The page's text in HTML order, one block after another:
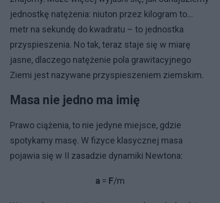
jednostkę natężenia: niuton przez kilogram to…
metr na sekundę do kwadratu – to jednostka
przyspieszenia. No tak, teraz staje się w miarę
jasne, dlaczego natężenie pola grawitacyjnego
Ziemi jest nazywane przyspieszeniem ziemskim.
Masa nie jedno ma imię
Prawo ciążenia, to nie jedyne miejsce, gdzie
spotykamy masę. W fizyce klasycznej masa
pojawia się w II zasadzie dynamiki Newtona:
a = F/m